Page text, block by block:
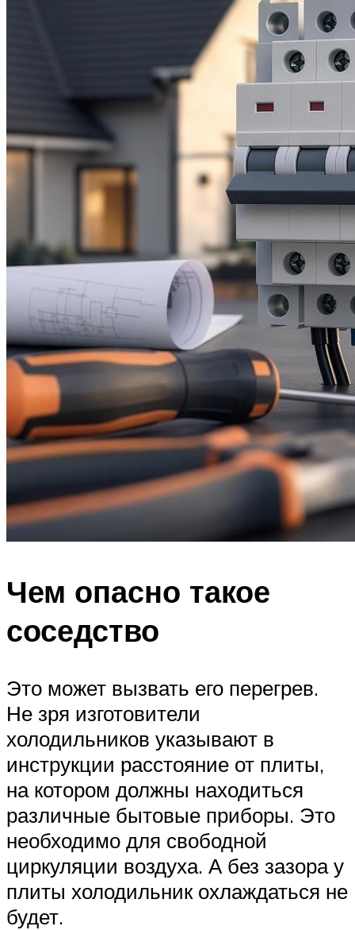
Чем опасно такое
соседство
Это может вызвать его перегрев.
Не зря изготовители
холодильников указывают в
инструкции расстояние от плиты,
на котором должны находиться
различные бытовые приборы. Это
необходимо для свободной
циркуляции воздуха. А без зазора у
плиты холодильник охлаждаться не
будет.